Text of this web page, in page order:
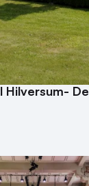
Hilversum- De